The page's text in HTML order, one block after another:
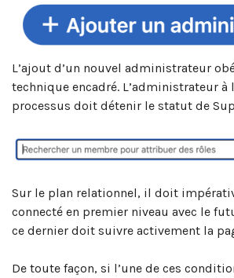
L’ajout d’un nouvel administrateur
technique encadré. L’administrateur à
processus doit détenir le statut de
Sur le plan relationnel, il doit
connecté en premier niveau avec le
ce dernier doit suivre activement la
De toute façon, si l’une de ces